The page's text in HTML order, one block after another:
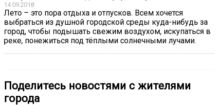
14.09.2018
Лето – это пора отдыха и отпусков. Всем хочется
выбраться из душной городской среды куда-нибудь за
город, чтобы подышать свежим воздухом, искупаться в
реке, понежиться под тёплыми солнечными лучами.
Поделитесь новостями с жителями
города